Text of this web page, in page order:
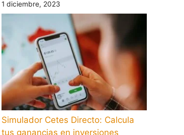
1 diciembre, 2023
Simulador Cetes Directo: Calcula
tus ganancias en inversiones